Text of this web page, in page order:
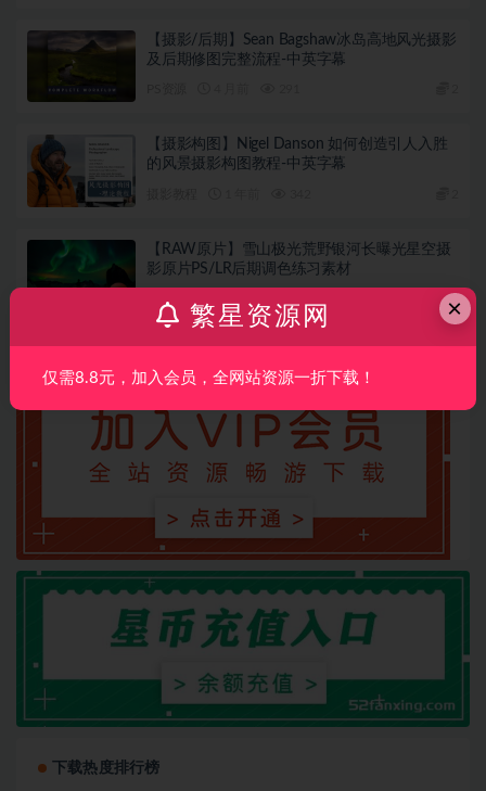
【摄影/后期】Sean Bagshaw冰岛高地风光摄影
及后期修图完整流程-中英字幕
【摄影构图】Nigel Danson 如何创造引人入胜
的风景摄影构图教程-中英字幕
【RAW原片】雪山极光荒野银河长曝光星空摄
影原片PS/LR后期调色练习素材
RAW原片 3
下载热度排行榜
×
繁星资源网
仅需8.8元，加入会员，全网站资源一折下载！